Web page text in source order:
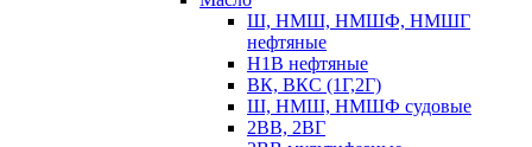
Ш, НМШ, НМШФ, НМШГ
нефтяные
Н1В нефтяные
ВК, ВКС (1Г,2Г)
Ш, НМШ, НМШФ судовые
2ВВ, 2ВГ